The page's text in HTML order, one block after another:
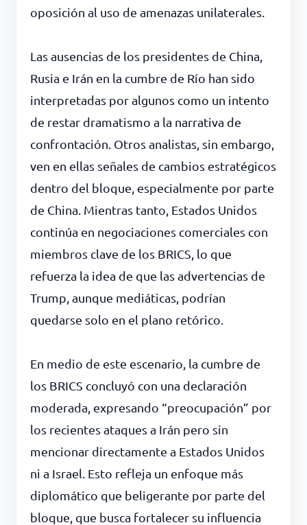
oposición al uso de amenazas unilaterales.
Las ausencias de los presidentes de China,
Rusia e Irán en la cumbre de Río han sido
interpretadas por algunos como un intento
de restar dramatismo a la narrativa de
confrontación. Otros analistas, sin embargo,
ven en ellas señales de cambios estratégicos
dentro del bloque, especialmente por parte
de China. Mientras tanto, Estados Unidos
continúa en negociaciones comerciales con
miembros clave de los BRICS, lo que
refuerza la idea de que las advertencias de
Trump, aunque mediáticas, podrían
quedarse solo en el plano retórico.
En medio de este escenario, la cumbre de
los BRICS concluyó con una declaración
moderada, expresando “preocupación” por
los recientes ataques a Irán pero sin
mencionar directamente a Estados Unidos
ni a Israel. Esto refleja un enfoque más
diplomático que beligerante por parte del
bloque, que busca fortalecer su influencia